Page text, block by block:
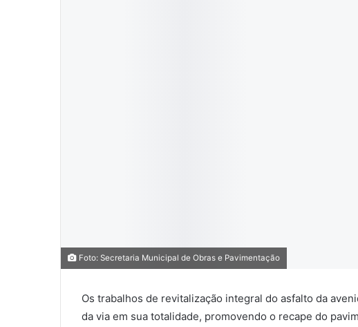
Foto: Secretaria Municipal de Obras e Pavimentação
Os trabalhos de revitalização integral do asfalto da
da via em sua totalidade, promovendo o recape do